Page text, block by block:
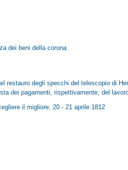
dei beni della corona.
restauro degli specchi del telescopio di
dei pagamenti, rispettivamente, del
il migliore, 20 - 21 aprile 1812